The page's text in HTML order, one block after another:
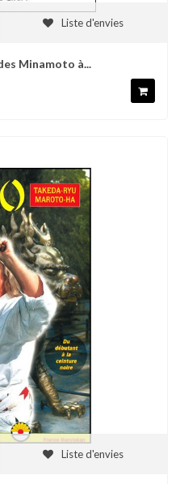
Liste d'envies
Minamoto à...
Liste d'envies